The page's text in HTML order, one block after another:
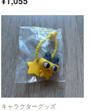
キャラクターグッズ